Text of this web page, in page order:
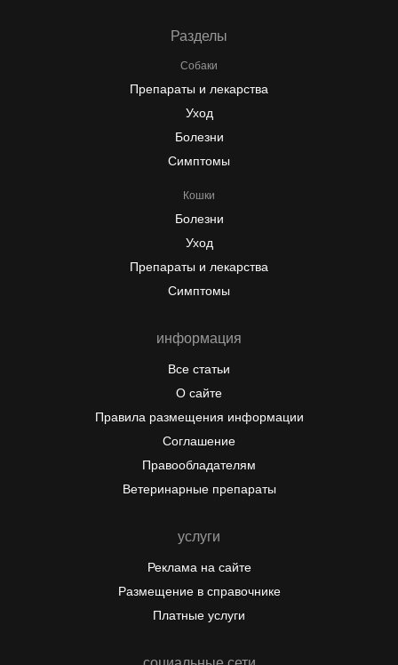
Разделы
Собаки
Препараты и лекарства
Уход
Болезни
Симптомы
Кошки
Болезни
Уход
Препараты и лекарства
Симптомы
информация
Все статьи
О сайте
Правила размещения информации
Соглашение
Правообладателям
Ветеринарные препараты
услуги
Реклама на сайте
Размещение в справочнике
Платные услуги